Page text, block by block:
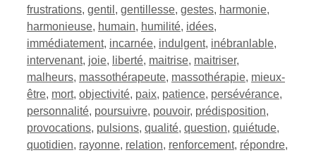
frustrations, gentil , gentillesse, gestes, harmonie,
harmonieuse, humain, humilité, idées,
immédiatement, incarnée, indulgent, inébranlable,
intervenant, joie, liberté, maitrise, maitriser,
malheurs, massothérapeute, massothérapie, mieux-
être, mort, objectivité, paix, patience, persévérance,
personnalité, poursuivre, pouvoir, prédisposition,
provocations, pulsions, qualité, question, quiétude,
quotidien, rayonne, relation, renforcement, répondre,